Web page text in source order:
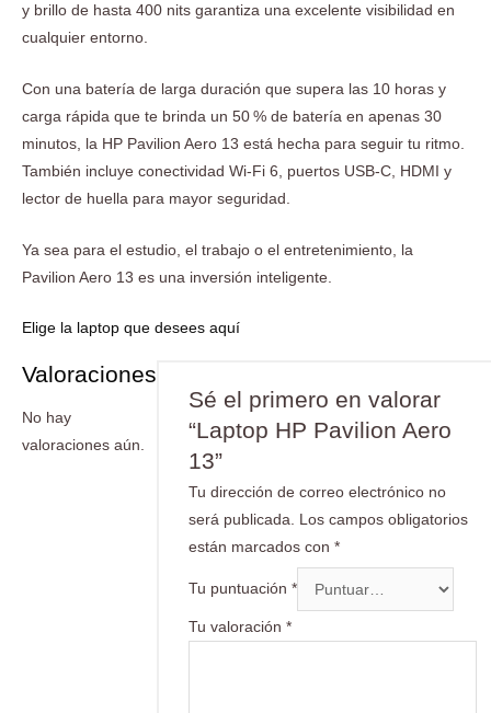
y brillo de hasta 400 nits garantiza una excelente visibilidad en
cualquier entorno.
Con una batería de larga duración que supera las 10 horas y
carga rápida que te brinda un 50 % de batería en apenas 30
minutos, la HP Pavilion Aero 13 está hecha para seguir tu ritmo.
También incluye conectividad Wi-Fi 6, puertos USB-C, HDMI y
lector de huella para mayor seguridad.
Ya sea para el estudio, el trabajo o el entretenimiento, la
Pavilion Aero 13 es una inversión inteligente.
Elige la laptop que desees aquí
Valoraciones
No hay
valoraciones aún.
Sé el primero en valorar
“Laptop HP Pavilion Aero
13”
Tu dirección de correo electrónico no
será publicada. Los campos obligatorios
están marcados con*
Tu puntuación*
Tu valoración*